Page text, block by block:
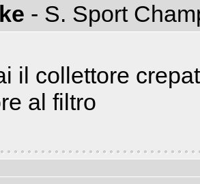
- S. Sport
il collettore
al filtro